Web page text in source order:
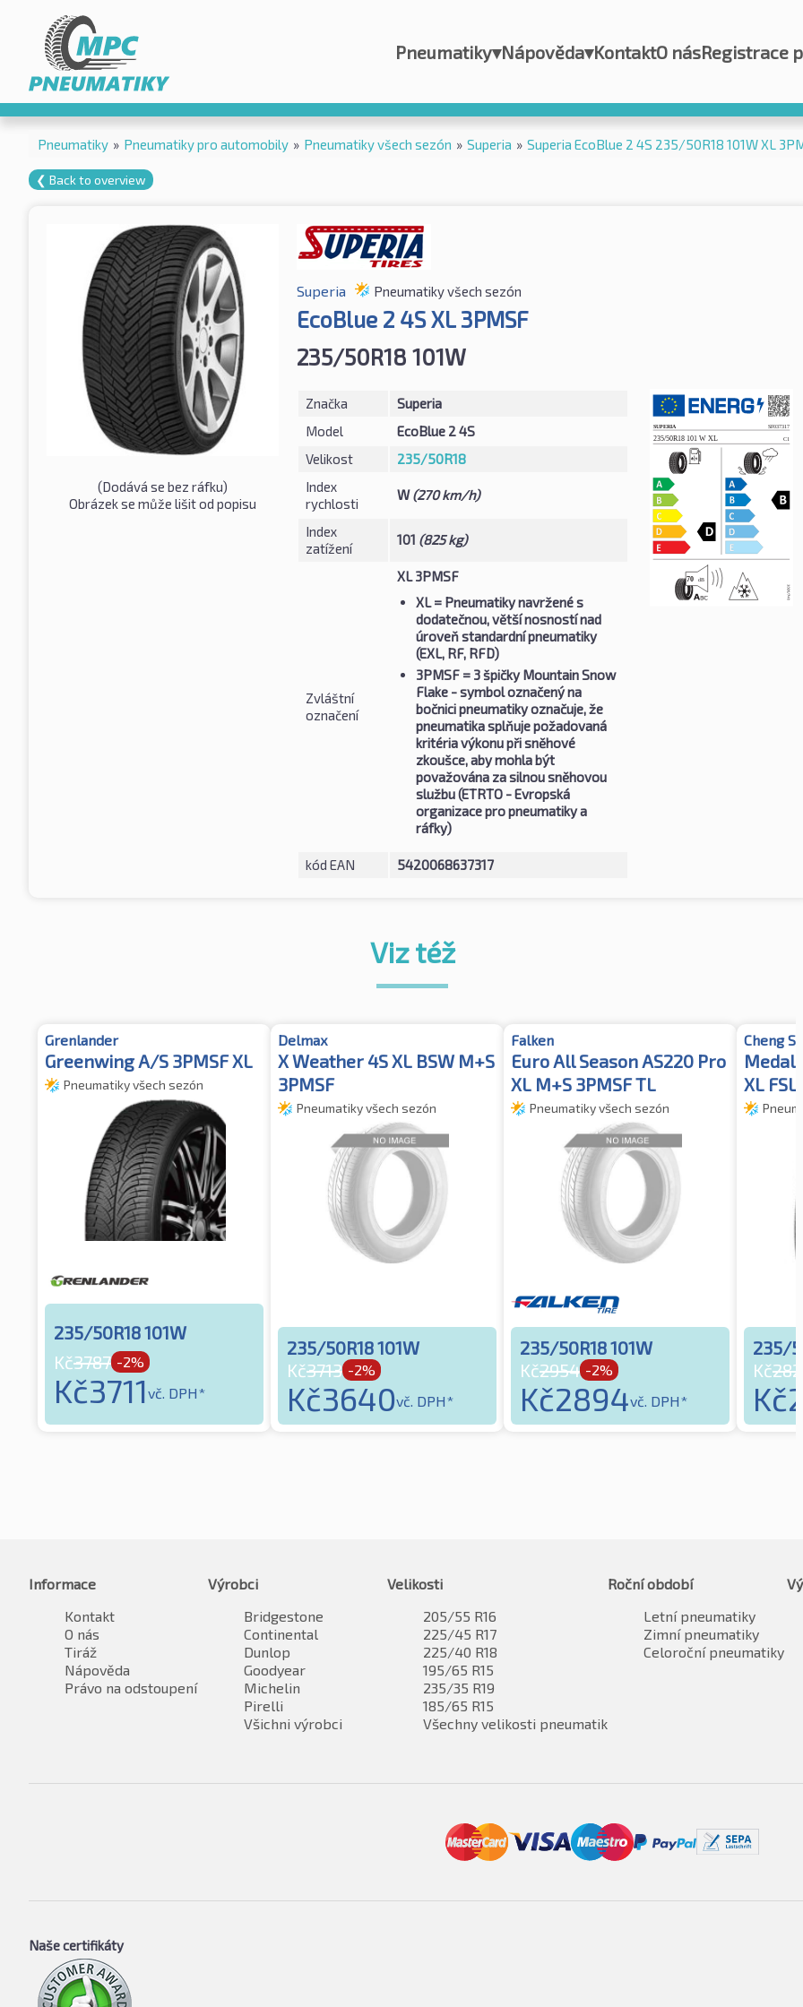
Pneumatiky▾Nápověda▾KontaktO násRegistrace
Pneumatiky » Pneumatiky pro automobily » Pneumatiky všech sezón » Superia » Superia EcoBlue 2 4S 235/50R18 101W XL
❮ Back to overview
(Dodává se bez ráfku)
Obrázek se může lišit od popisu
Superia Pneumatiky všech sezón
EcoBlue 2 4S XL 3PMSF
235/50R18 101W
Značka
Superia
Model
EcoBlue 2 4S
Velikost
235/50R18
Index
rychlosti
W(270 km/h)
Index
zatížení
101 (825 kg)
Zvláštní
označení
XL 3PMSF
XL= Pneumatiky navržené s
dodatečnou, větší nosností nad
úroveň standardní pneumatiky
(EXL, RF, RFD)
3PMSF= 3 špičky Mountain Snow
Flake - symbol označený na
bočnici pneumatiky označuje, že
pneumatika splňuje požadovaná
kritéria výkonu při sněhové
zkoušce, aby mohla být
považována za silnou sněhovou
službu (ETRTO - Evropská
organizace pro pneumatiky a
ráfky)
kód EAN 5420068637317
Viz též
Grenlander
Greenwing A/S 3PMSF XL
Pneumatiky všech sezón
235/50R18 101W
Kč3787 -2%
Kč3711vč. DPH*
Delmax
X Weather 4S XL BSW M+S
3PMSF
Pneumatiky všech sezón
235/50R18 101W
Kč3713 -2%
Kč3640vč. DPH*
Falken
Euro All Season AS220 Pro
XL M+S 3PMSF TL
Pneumatiky všech sezón
235/50R18 101W
Kč2954 -2%
Kč2894vč. DPH*
Cheng
XL FSL
235/
Kč2821
Kč
Informace
Kontakt
O nás
Tiráž
Nápověda
Právo na odstoupení
Výrobci
Bridgestone
Continental
Dunlop
Goodyear
Michelin
Pirelli
Všichni výrobci
Velikosti
205/55 R16
225/45 R17
225/40 R18
195/65 R15
235/35 R19
185/65 R15
Všechny velikosti pneumatik
Roční období
Letní pneumatiky
Zimní pneumatiky
Celoroční pneumatiky
Naše certifikáty